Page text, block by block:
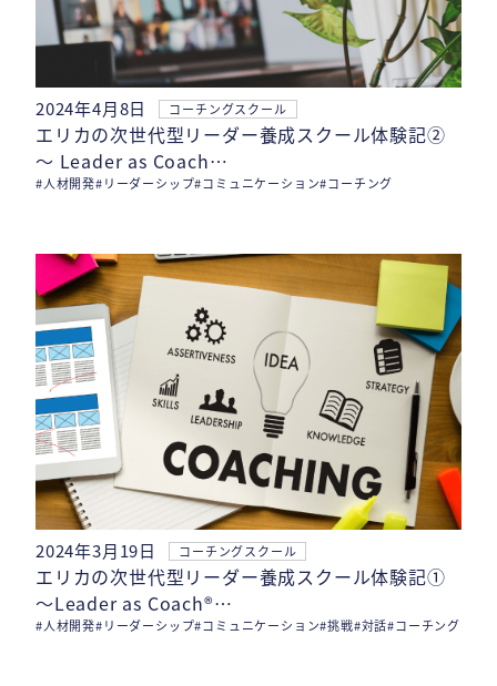
エリカの次世代型リーダー養成スクール体験記②
〜 Leader as Coach…
2024年4月8日 コーチングスクール
#人材開発#リーダーシップ#コミュニケーション#コーチング
エリカの次世代型リーダー養成スクール体験記①
〜Leader as Coach®…
2024年3月19日 コーチングスクール
#人材開発#リーダーシップ#コミュニケーション#挑戦#対話#コーチング